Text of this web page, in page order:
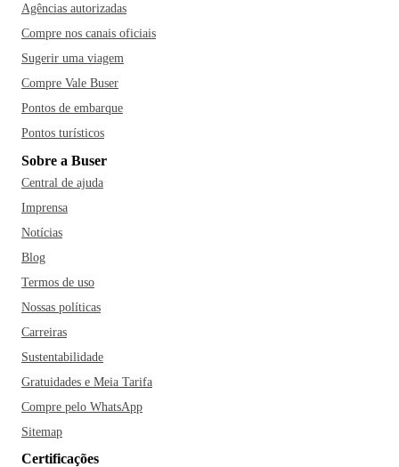
Agências autorizadas
Compre nos canais oficiais
Sugerir uma viagem
Compre Vale Buser
Pontos de embarque
Pontos turísticos
Sobre a Buser
Central de ajuda
Imprensa
Notícias
Blog
Termos de uso
Nossas políticas
Carreiras
Sustentabilidade
Gratuidades e Meia Tarifa
Compre pelo WhatsApp
Sitemap
Certificações